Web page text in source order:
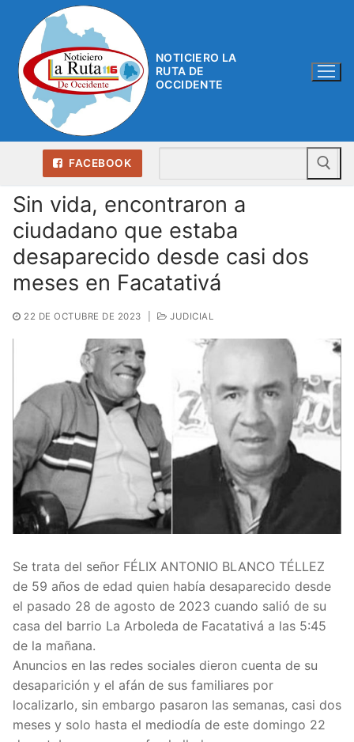
contenido
NOTICIERO LA
RUTA DE
OCCIDENTE
FACEBOOK
Sin vida, encontraron a
ciudadano que estaba
desaparecido desde casi dos
meses en Facatativá
22 DE OCTUBRE DE 2023 JUDICIAL
Se trata del señor FÉLIX ANTONIO BLANCO TÉLLEZ
de 59 años de edad quien había desaparecido desde
el pasado 28 de agosto de 2023 cuando salió de su
casa del barrio La Arboleda de Facatativá a las 5:45
de la mañana.
Anuncios en las redes sociales dieron cuenta de su
desaparición y el afán de sus familiares por
localizarlo, sin embargo pasaron las semanas, casi dos
meses y solo hasta el mediodía de este domingo 22